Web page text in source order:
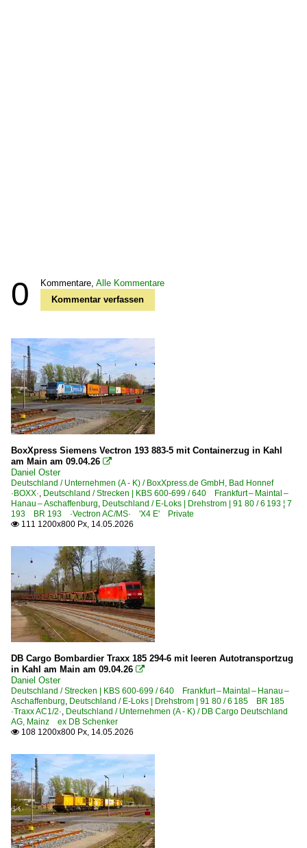
0 Kommentare, Alle Kommentare
Kommentar verfassen
BoxXpress Siemens Vectron 193 883-5 mit Containerzug in Kahl
am Main am 09.04.26 
Daniel Oster
Deutschland / Unternehmen (A - K) / BoxXpress.de GmbH, Bad Honnef
·BOXX·, Deutschland / Strecken | KBS 600-699 / 640 Frankfurt – Maintal –
Hanau – Aschaffenburg, Deutschland / E-Loks | Drehstrom | 91 80 / 6 193 ¦ 7
193 BR 193 ·Vectron AC/MS· 'X4 E' Private
 111 1200x800 Px, 14.05.2026
DB Cargo Bombardier Traxx 185 294-6 mit leeren Autotransportzug
in Kahl am Main am 09.04.26 
Daniel Oster
Deutschland / Strecken | KBS 600-699 / 640 Frankfurt – Maintal – Hanau –
Aschaffenburg, Deutschland / E-Loks | Drehstrom | 91 80 / 6 185 BR 185
·Traxx AC1/2·, Deutschland / Unternehmen (A - K) / DB Cargo Deutschland
AG, Mainz ex DB Schenker
 108 1200x800 Px, 14.05.2026